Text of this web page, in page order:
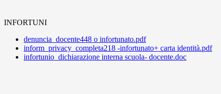
INFORTUNI
denuncia_docente448 o infortunato.pdf
inform_privacy_completa218 -infortunato+ carta identità.pdf
infortunio_dichiarazione interna scuola- docente.doc